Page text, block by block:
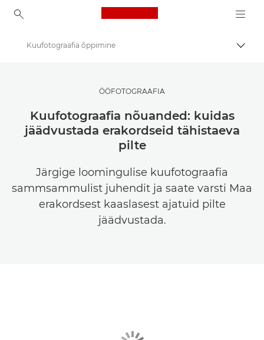
Canon Logo, back to
Saage inspiratsiooni | Fotograafia ja printimise näpunäited ning ostujuhised
Fotograafia- ja printimisalased näpunäited ja tehnikad
Kuufotograafia õppimine
ÖÖFOTOGRAAFIA
Kuufotograafia nõuanded: kuidas
jäädvustada erakordseid tähistaeva
pilte
Järgige loomingulise kuufotograafia
sammsammulist juhendit ja saate varsti Maa
erakordsest kaaslasest ajatuid pilte
jäädvustada.